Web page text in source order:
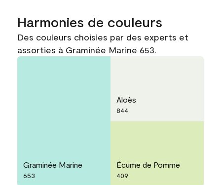
Harmonies de couleurs
Des couleurs choisies par des experts et
assorties à Graminée Marine 653.
Graminée Marine
653
Aloès
844
Écume de Pomme
409